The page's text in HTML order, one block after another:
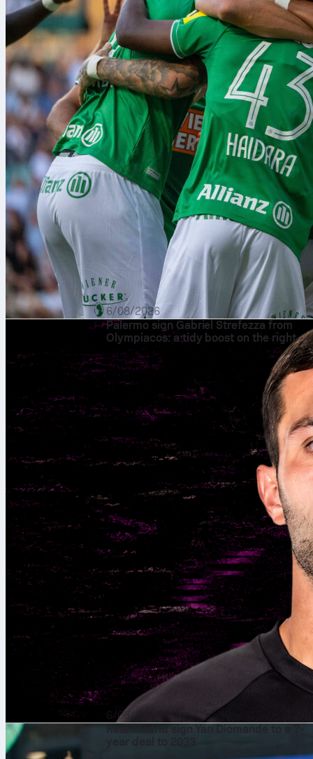
6/08/2026
Palermo sign Gabriel Strefezza from
Olympiacos: a tidy boost on the right
6/08/2026
Real Madrid sign Yan Diomande to a 7-